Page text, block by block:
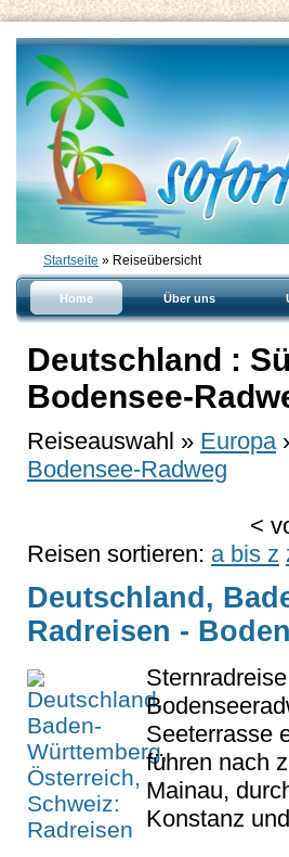
Startseite » Reiseübersicht
Home Über uns
Deutschland :
Bodensee-
Reiseauswahl » Europa
Bodensee-Radweg
<
Reisen sortieren: a bis z
Deutschland,
Radreisen -
Seeterrasse
führen nach
Mainau,
Konstanz